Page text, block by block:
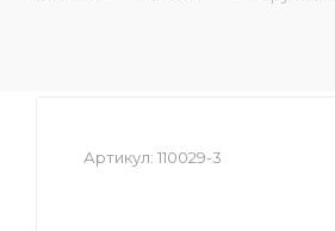
Артикул: 110029-3